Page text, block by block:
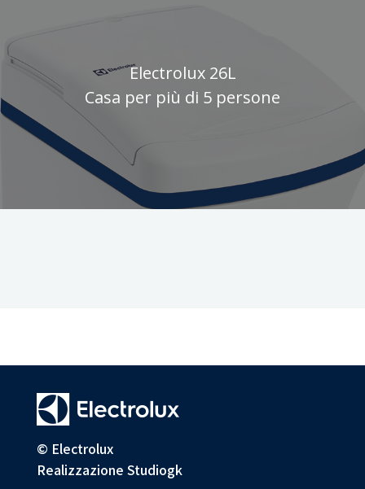
Electrolux 26L
Casa per più di 5 persone
© Electrolux
Realizzazione Studiogk